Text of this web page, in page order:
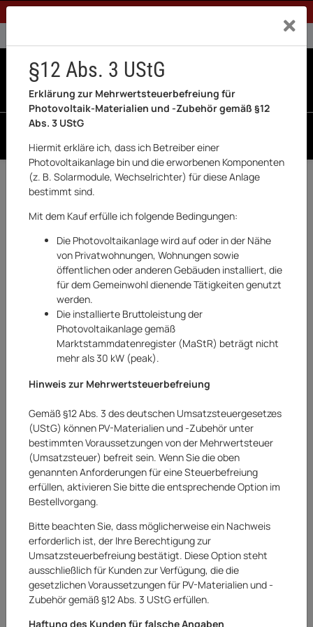
1% Rabatt bei Banküberweisung (Privatkunden)Exklusiv
Zurück Haushaltswaren & Elektronik
Ledvance
Ledvance Nightlux Lantern Powerbank LED
Leuchte 0,50W / 3000 K
§12 Abs. 3 UStG
Erklärung zur Mehrwertsteuerbefreiung für
Photovoltaik-Materialien und -Zubehör gemäß §12
Abs. 3 UStG
Hiermit erkläre ich, dass ich Betreiber einer
Photovoltaikanlage bin und die erworbenen Komponenten
(z. B. Solarmodule, Wechselrichter) für diese Anlage
bestimmt sind.
Mit dem Kauf erfülle ich folgende Bedingungen:
Die Photovoltaikanlage wird auf oder in der Nähe
von Privatwohnungen, Wohnungen sowie
öffentlichen oder anderen Gebäuden installiert, die
für dem Gemeinwohl dienende Tätigkeiten genutzt
werden.
Die installierte Bruttoleistung der
Photovoltaikanlage gemäß
Marktstammdatenregister (MaStR) beträgt nicht
mehr als 30 kW (peak).
Hinweis zur Mehrwertsteuerbefreiung
Gemäß §12 Abs. 3 des deutschen Umsatzsteuergesetzes
(UStG) können PV-Materialien und -Zubehör unter
bestimmten Voraussetzungen von der Mehrwertsteuer
(Umsatzsteuer) befreit sein. Wenn Sie die oben
genannten Anforderungen für eine Steuerbefreiung
erfüllen, aktivieren Sie bitte die entsprechende Option im
Bestellvorgang.
Bitte beachten Sie, dass möglicherweise ein Nachweis
erforderlich ist, der Ihre Berechtigung zur
Umsatzsteuerbefreiung bestätigt. Diese Option steht
ausschließlich für Kunden zur Verfügung, die die
gesetzlichen Voraussetzungen für PV-Materialien und -
Zubehör gemäß §12 Abs. 3 UStG erfüllen.
Haftung des Kunden für falsche Angaben